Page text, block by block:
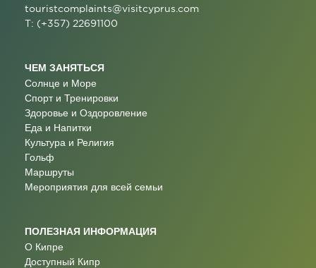
touristcomplaints@visitcyprus.com
T: (+357) 22691100
ЧЕМ ЗАНЯТЬСЯ
Солнце и Море
Спорт и Тренировки
Здоровье и Оздоровление
Еда и Напитки
Культура и Религия
Гольф
Маршруты
Мероприятия для всей семьи
ПОЛЕЗНАЯ ИНФОРМАЦИЯ
О Кипре
Доступный Кипр